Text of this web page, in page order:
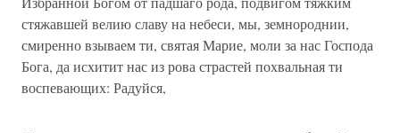
стяжавшей велию славу на небеси, мы, земнороднии,
смиренно взываем ти, святая Марие, моли за нас Господа
Бога, да исхитит нас из рова страстей похвальная ти
воспевающих: Радуйся,